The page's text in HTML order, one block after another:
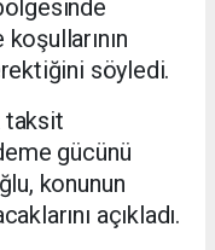
söyledi.
taksit
gücünü
konunun
açıkladı.